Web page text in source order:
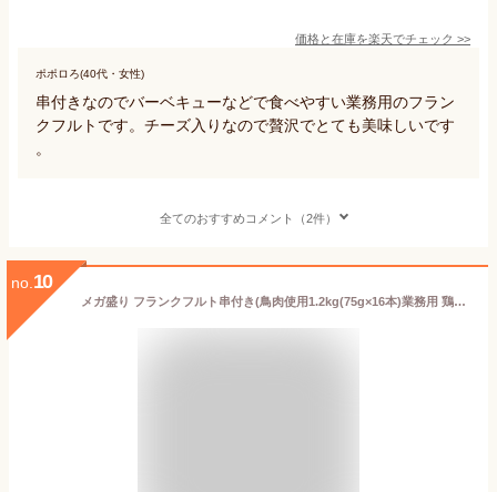
価格と在庫を楽天でチェック >>
ポポロろ(40代・女性)
串付きなのでバーベキューなどで食べやすい業務用のフラン
クフルトです。チーズ入りなので贅沢でとても美味しいです
。
全てのおすすめコメント（2件）
no. 10
メガ盛り フランクフルト串付き(鳥肉使用1.2kg(75g×16本)業務用 鶏肉を使ってるのでヘルシー(ウインナー ソーセージ)バーベキュー BBQにはウインナー 【焼くだけ】